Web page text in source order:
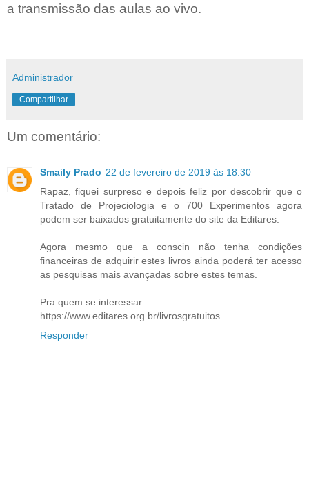
a transmissão das aulas ao vivo.
Administrador
Compartilhar
Um comentário:
Smaily Prado 22 de fevereiro de 2019 às 18:30
Rapaz, fiquei surpreso e depois feliz por descobrir que o
Tratado de Projeciologia e o 700 Experimentos agora
podem ser baixados gratuitamente do site da Editares.
Agora mesmo que a conscin não tenha condições
financeiras de adquirir estes livros ainda poderá ter acesso
as pesquisas mais avançadas sobre estes temas.
Pra quem se interessar:
https://www.editares.org.br/livrosgratuitos
Responder